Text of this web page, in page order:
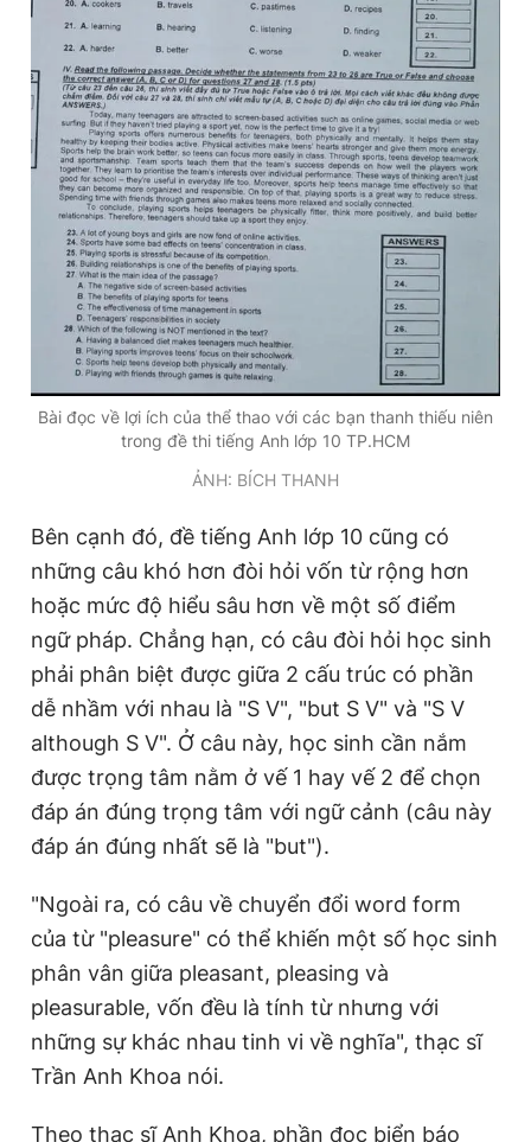
Bài đọc về lợi ích của thể thao với các bạn thanh thiếu niên
trong đề thi tiếng Anh lớp 10 TP.HCM
ẢNH: BÍCH THANH
Bên cạnh đó, đề tiếng Anh lớp 10 cũng có
những câu khó hơn đòi hỏi vốn từ rộng hơn
hoặc mức độ hiểu sâu hơn về một số điểm
ngữ pháp. Chẳng hạn, có câu đòi hỏi học sinh
phải phân biệt được giữa 2 cấu trúc có phần
dễ nhầm với nhau là "S V", "but S V" và "S V
although S V". Ở câu này, học sinh cần nắm
được trọng tâm nằm ở vế 1 hay vế 2 để chọn
đáp án đúng trọng tâm với ngữ cảnh (câu này
đáp án đúng nhất sẽ là "but").
"Ngoài ra, có câu về chuyển đổi word form
của từ "pleasure" có thể khiến một số học sinh
phân vân giữa pleasant, pleasing và
pleasurable, vốn đều là tính từ nhưng với
những sự khác nhau tinh vi về nghĩa", thạc sĩ
Trần Anh Khoa nói.
Theo thạc sĩ Anh Khoa, phần đọc biển báo